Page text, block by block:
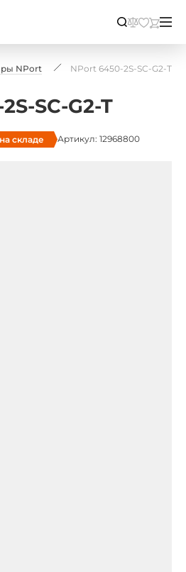
NPort NPort 6450-2S-SC-G2-T
SC-G2-T
складе Артикул: 12968800